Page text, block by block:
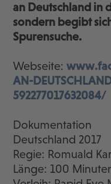
an Deutschland in
sondern begibt
Spurensuche.
Webseite:
AN-
592277017632084/
Dokumentation
Deutschland 2017
Regie: Romuald
Länge: 100